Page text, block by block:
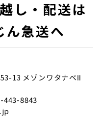
し・配送は
ん急送へ
13 メゾンワタナベⅡ
443-8843